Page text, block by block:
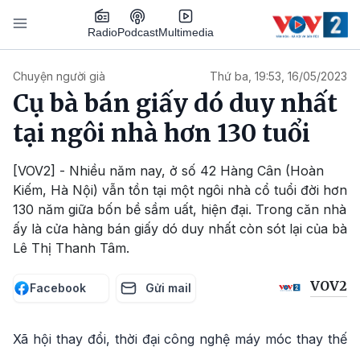
Nhảy đến nội dung
RadioPodcastMultimedia
Chuyện người già Thứ ba, 19:53, 16/05/2023
Cụ bà bán giấy dó duy nhất
tại ngôi nhà hơn 130 tuổi
[VOV2] - Nhiều năm nay, ở số 42 Hàng Cân (Hoàn
Kiếm, Hà Nội) vẫn tồn tại một ngôi nhà cổ tuổi đời hơn
130 năm giữa bốn bề sầm uất, hiện đại. Trong căn nhà
ấy là cửa hàng bán giấy dó duy nhất còn sót lại của bà
Lê Thị Thanh Tâm.
Facebook Gửi mail VOV2
Xã hội thay đổi, thời đại công nghệ máy móc thay thế